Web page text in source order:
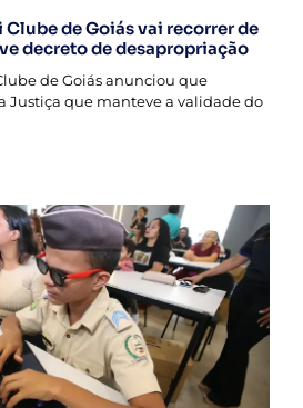
de Goiás vai recorrer de
decreto de desapropriação
de Goiás anunciou que
Justiça que manteve a validade do